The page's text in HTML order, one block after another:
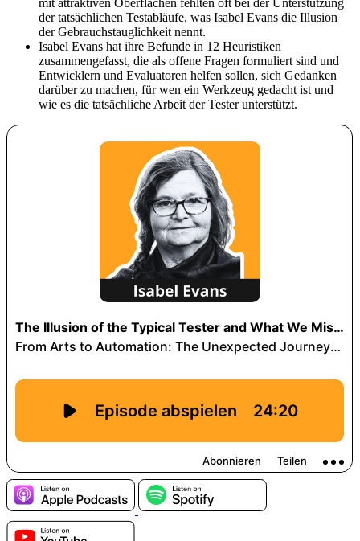
der tatsächlichen Testabläufe, was Isabel Evans die Illusion
der Gebrauchstauglichkeit nennt.
Isabel Evans hat ihre Befunde in 12 Heuristiken
zusammengefasst, die als offene Fragen formuliert sind und
Entwicklern und Evaluatoren helfen sollen, sich Gedanken
darüber zu machen, für wen ein Werkzeug gedacht ist und
wie es die tatsächliche Arbeit der Tester unterstützt.